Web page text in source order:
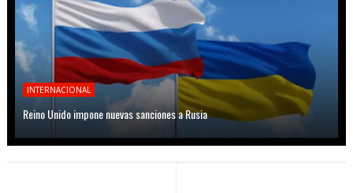
INTERNACIONAL
Reino Unido impone nuevas sanciones a Rusia